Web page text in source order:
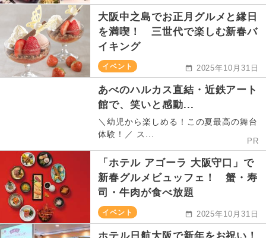
大阪中之島でお正月グルメと縁日
を満喫！ 三世代で楽しむ新春バ
イキング
イベント 2025年10月31日
あべのハルカス直結・近鉄アート
館で、笑いと感動...
＼幼児から楽しめる！この夏最高の舞台
体験！／ ス...
PR
「ホテル アゴーラ 大阪守口」で
新春グルメビュッフェ！ 蟹・寿
司・牛肉が食べ放題
イベント 2025年10月31日